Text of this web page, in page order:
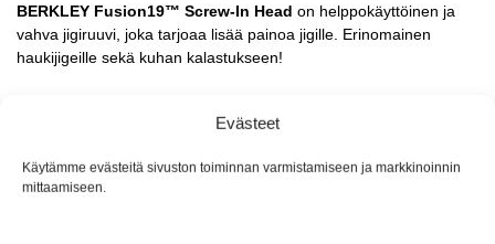
Evästeet
Käytämme evästeitä sivuston toiminnan varmistamiseen ja markkinoinnin
mittaamiseen.
BERKLEY Fusion19™ Screw-In Head on helppokäyttöinen ja
vahva jigiruuvi, joka tarjoaa lisää painoa jigille. Erinomainen
haukijigeille sekä kuhan kalastukseen!
25-60g painoissa 2 kpl/pakkaus
Tuotetunnus (SKU):